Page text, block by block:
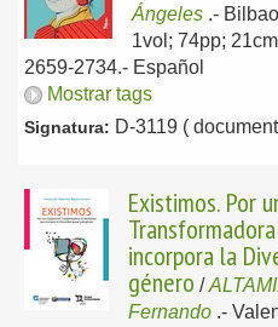
Ángeles .-
1vol; 74pp;
2659-2734.- Español
Mostrar tags
Signatura: D-3119 (
Existimos. Por
incorpora la
género /
Fernando .-